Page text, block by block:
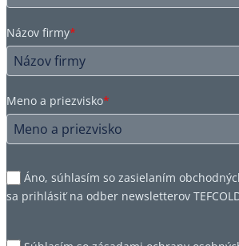
Názov firmy*
Meno a priezvisko*
Áno, súhlasím so zasielaním
sa prihlásiť na odber newsletterov